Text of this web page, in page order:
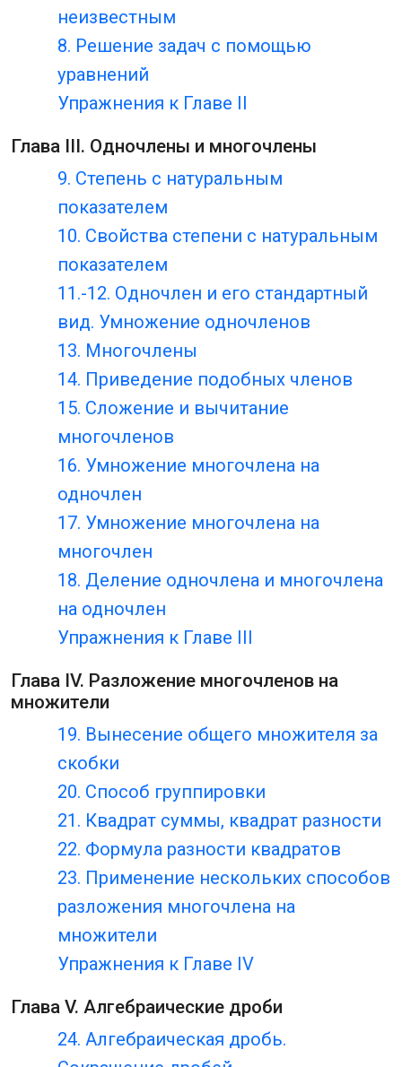
неизвестным
8. Решение задач с помощью
уравнений
Упражнения к Главе II
Глава III. Одночлены и многочлены
9. Степень с натуральным
показателем
10. Свойства степени с натуральным
показателем
11.-12. Одночлен и его стандартный
вид. Умножение одночленов
13. Многочлены
14. Приведение подобных членов
15. Сложение и вычитание
многочленов
16. Умножение многочлена на
одночлен
17. Умножение многочлена на
многочлен
18. Деление одночлена и многочлена
на одночлен
Упражнения к Главе III
Глава IV. Разложение многочленов на
множители
19. Вынесение общего множителя за
скобки
20. Способ группировки
21. Квадрат суммы, квадрат разности
22. Формула разности квадратов
23. Применение нескольких способов
разложения многочлена на
множители
Упражнения к Главе IV
Глава V. Алгебраические дроби
24. Алгебраическая дробь.